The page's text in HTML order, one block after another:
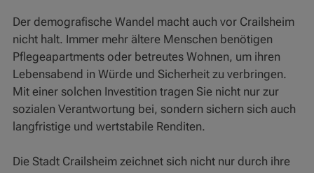
Der demografische Wandel macht auch vor Crailsheim
nicht halt. Immer mehr ältere Menschen benötigen
Pflegeapartments oder betreutes Wohnen, um ihren
Lebensabend in Würde und Sicherheit zu verbringen.
Mit einer solchen Investition tragen Sie nicht nur zur
sozialen Verantwortung bei, sondern sichern sich auch
langfristige und wertstabile Renditen.
Die Stadt Crailsheim zeichnet sich nicht nur durch ihre